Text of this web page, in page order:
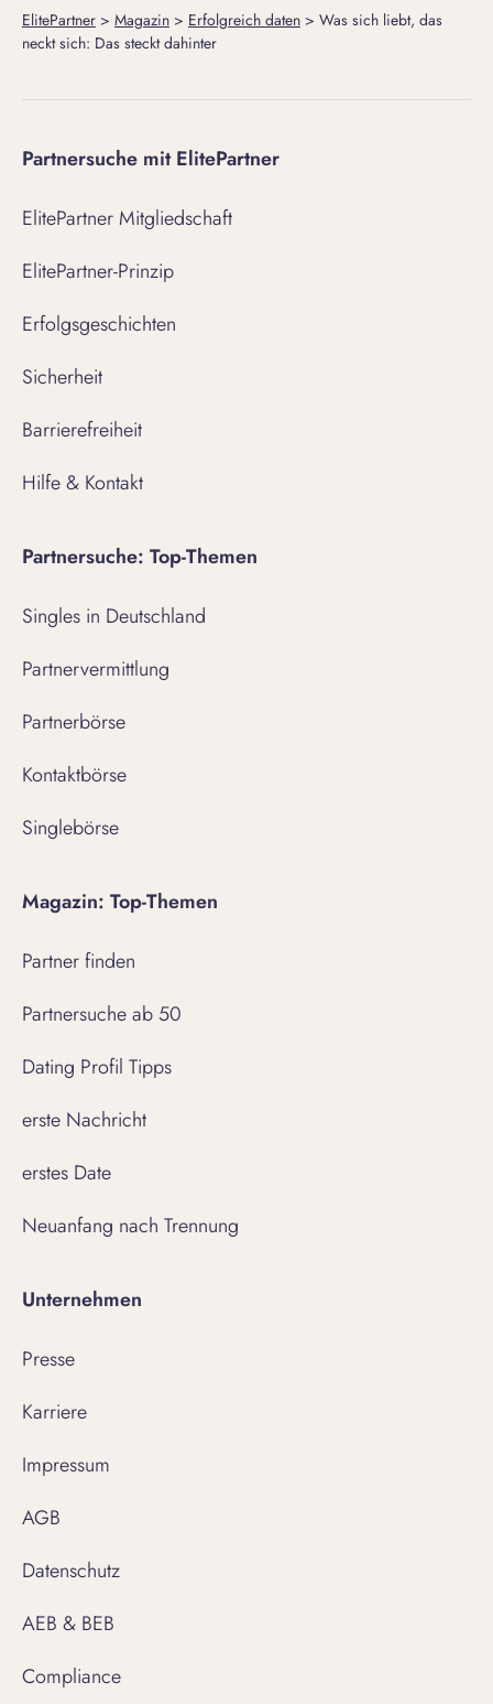
ElitePartner > Magazin > Erfolgreich daten > Was sich liebt, das
neckt sich: Das steckt dahinter
Partnersuche mit ElitePartner
ElitePartner Mitgliedschaft
ElitePartner-Prinzip
Erfolgsgeschichten
Sicherheit
Barrierefreiheit
Hilfe & Kontakt
Partnersuche: Top-Themen
Singles in Deutschland
Partnervermittlung
Partnerbörse
Kontaktbörse
Singlebörse
Magazin: Top-Themen
Partner finden
Partnersuche ab 50
Dating Profil Tipps
erste Nachricht
erstes Date
Neuanfang nach Trennung
Unternehmen
Presse
Karriere
Impressum
AGB
Datenschutz
AEB & BEB
Compliance